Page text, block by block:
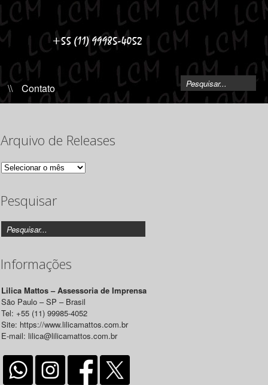
\\ Contato
Arquivo de Releases
Arquivo
Pesquisar
Informações
Lilica Mattos – Assessoria de Imprensa
São Paulo – SP – Brasil
Tel: +55 (11) 99985-4052
Site: https://www.lilicamattos.com.br
E-mail: lilica@lilicamattos.com.br